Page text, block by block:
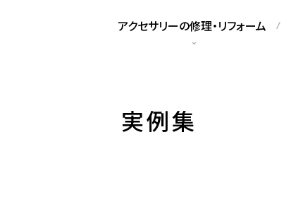
当店へのアクセスについて
アクセサリーの修理・リフォーム
実例集